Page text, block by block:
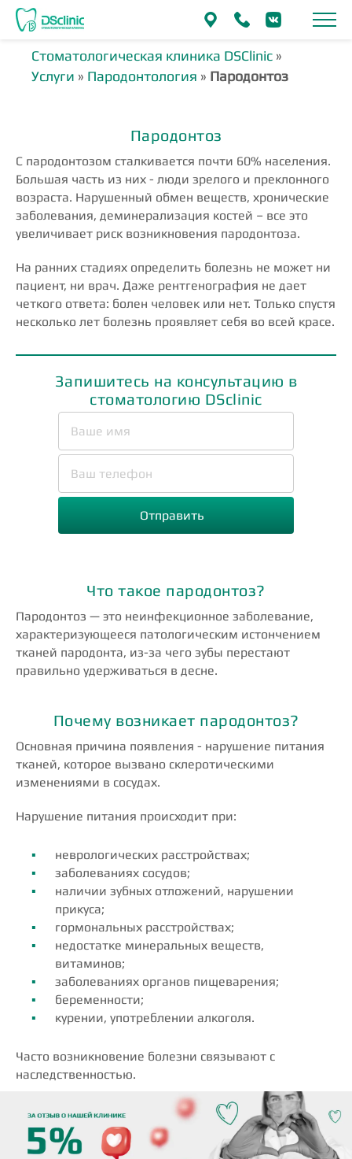
Стоматологическая клиника DSClinic »
Услуги » Пародонтология » Пародонтоз
Пародонтоз
С пародонтозом сталкивается почти 60% населения.
Большая часть из них - люди зрелого и преклонного
возраста. Нарушенный обмен веществ, хронические
заболевания, деминерализация костей – все это
увеличивает риск возникновения пародонтоза.
На ранних стадиях определить болезнь не может ни
пациент, ни врач. Даже рентгенография не дает
четкого ответа: болен человек или нет. Только спустя
несколько лет болезнь проявляет себя во всей красе.
Запишитесь на консультацию в
стоматологию DSclinic
Что такое пародонтоз?
Пародонтоз — это неинфекционное заболевание,
характеризующееся патологическим истончением
тканей пародонта, из-за чего зубы перестают
правильно удерживаться в десне.
Почему возникает пародонтоз?
Основная причина появления - нарушение питания
тканей, которое вызвано склеротическими
изменениями в сосудах.
Нарушение питания происходит при:
неврологических расстройствах;
заболеваниях сосудов;
наличии зубных отложений, нарушении
прикуса;
гормональных расстройствах;
недостатке минеральных веществ,
витаминов;
заболеваниях органов пищеварения;
беременности;
курении, употреблении алкоголя.
Часто возникновение болезни связывают с
наследственностью.